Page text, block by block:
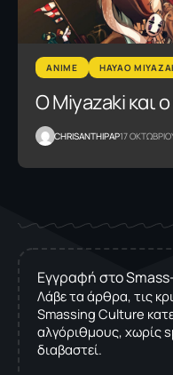
ANIME HAYAO
Ο Miyazaki και
CHRISANTHIPAP17
Εγγραφή στο
Λάβε τα άρθρα, τις
Smassing Culture
αλγόριθμους, χωρίς
διαβαστεί.